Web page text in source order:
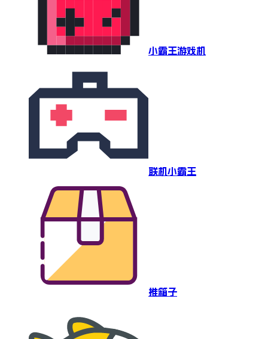
小霸王游戏机
联机小霸王
推箱子